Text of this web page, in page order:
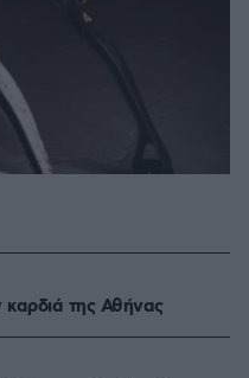
καρδιά της Αθήνας